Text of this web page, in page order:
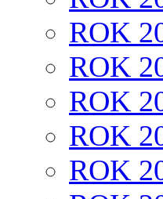
ROK
ROK
ROK
ROK
ROK